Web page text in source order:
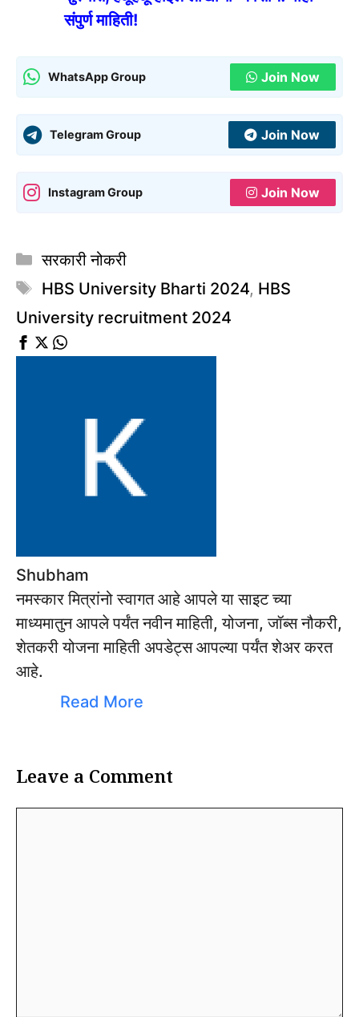
संपुर्ण माहिती!
WhatsApp Group Join Now
Telegram Group Join Now
Instagram Group Join Now
Categories
सरकारी नोकरी
Tags
HBS University Bharti 2024, HBS
University recruitment 2024
Shubham
नमस्कार मित्रांनो स्वागत आहे आपले या साइट च्या
माध्यमातुन आपले पर्यंत नवीन माहिती, योजना, जॉब्स नौकरी,
शेतकरी योजना माहिती अपडेट्स आपल्या पर्यंत शेअर करत
आहे.
Read More
Leave a Comment